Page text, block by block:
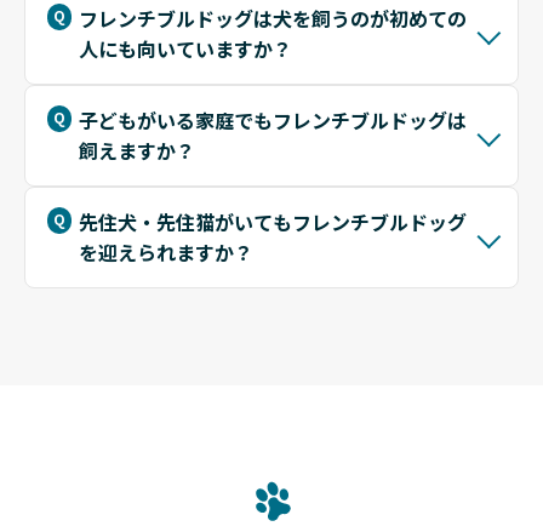
フレンチブルドッグは犬を飼うのが初めての
人にも向いていますか？
子どもがいる家庭でもフレンチブルドッグは
飼えますか？
先住犬・先住猫がいてもフレンチブルドッグ
を迎えられますか？